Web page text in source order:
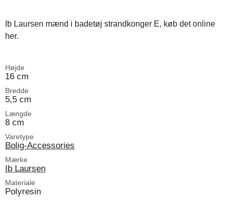
Ib Laursen mænd i badetøj strandkonger E, køb det online
her.
Højde
16 cm
Bredde
5,5 cm
Længde
8 cm
Varetype
Bolig-Accessories
Mærke
Ib Laursen
Materiale
Polyresin